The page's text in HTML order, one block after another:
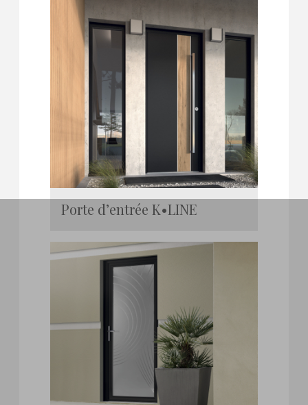
Porte d’entrée K•LINE